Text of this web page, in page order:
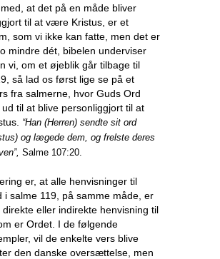
at det på en måde bliver
til at være Kristus, er et
som vi ikke kan fatte, men det er
mindre dét, bibelen underviser
vi, om et øjeblik går tilbage til
så lad os først lige se på et
fra salmerne, hvor Guds Ord
til at blive personliggjort til at
“Han (Herren) sendte sit ord
og lægede dem, og frelste deres
Salme 107:20.
er, at alle henvisninger til
i salme 119, på samme måde, er
eller indirekte henvisning til
er Ordet. I de følgende
vil de enkelte vers blive
den danske oversættelse, men